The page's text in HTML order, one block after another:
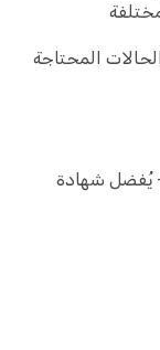
المحتاجة
یُفضل شهادة